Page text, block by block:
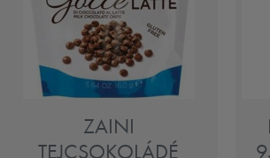
ZAINI
TEJCSOKOLÁDÉ